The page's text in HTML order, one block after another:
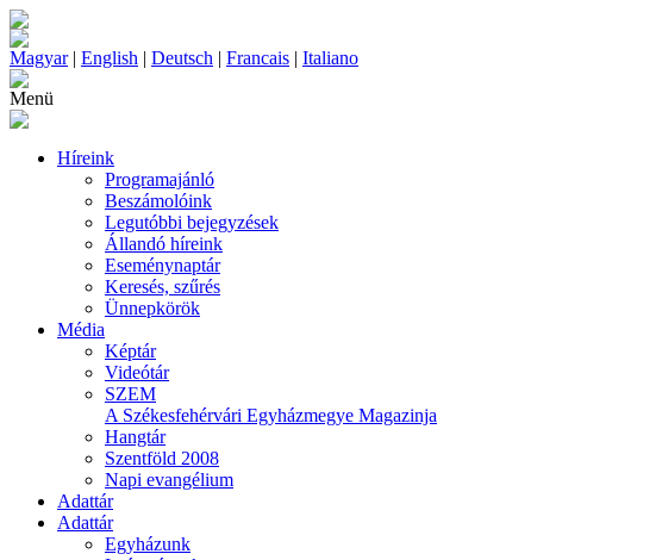
Magyar| English | Deutsch | Francais | Italiano
Menü
Híreink
Programajánló
Beszámolóink
Legutóbbi bejegyzések
Állandó híreink
Eseménynaptár
Keresés, szűrés
Ünnepkörök
Média
Képtár
Videótár
SZEM
A Székesfehérvári Egyházmegye Magazinja
Hangtár
Szentföld 2008
Napi evangélium
Adattár
Adattár
Egyházunk